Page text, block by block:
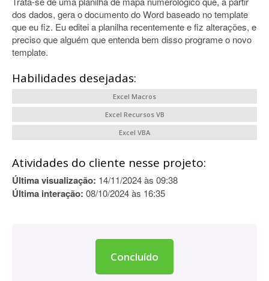
dos dados, gera o documento do Word baseado no template
que eu fiz. Eu editei a planilha recentemente e fiz alterações, e
preciso que alguém que entenda bem disso programe o novo
template.
Habilidades desejadas:
Excel Macros
Excel Recursos VB
Excel VBA
Atividades do cliente nesse projeto:
Última visualização: 14/11/2024 às 09:38
Última interação: 08/10/2024 às 16:35
Concluído